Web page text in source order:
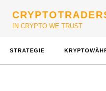
IN CRYPTO WE TRUST
STRATEGIE